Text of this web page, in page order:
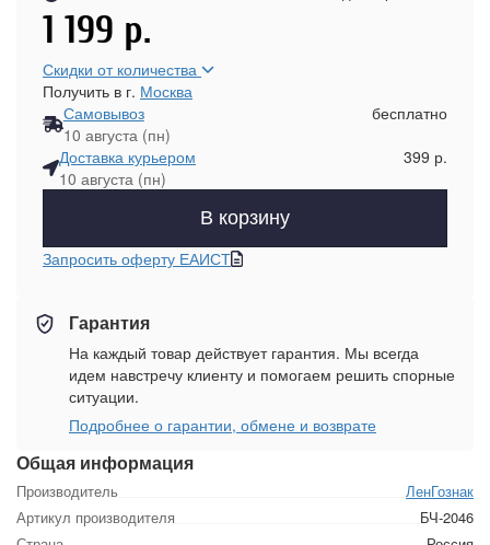
Общая информация
Производитель
ЛенГознак
Артикул производителя
БЧ-2046
1 199 р.
Скидки от количества
Получить в г. Москва
Самовывоз
10 августа (пн)
бесплатно
Доставка курьером
10 августа (пн)
399 р.
В корзину
Запросить оферту ЕАИСТ
Гарантия
На каждый товар действует гарантия. Мы всегда
идем навстречу клиенту и помогаем решить спорные
ситуации.
Подробнее о гарантии, обмене и возврате